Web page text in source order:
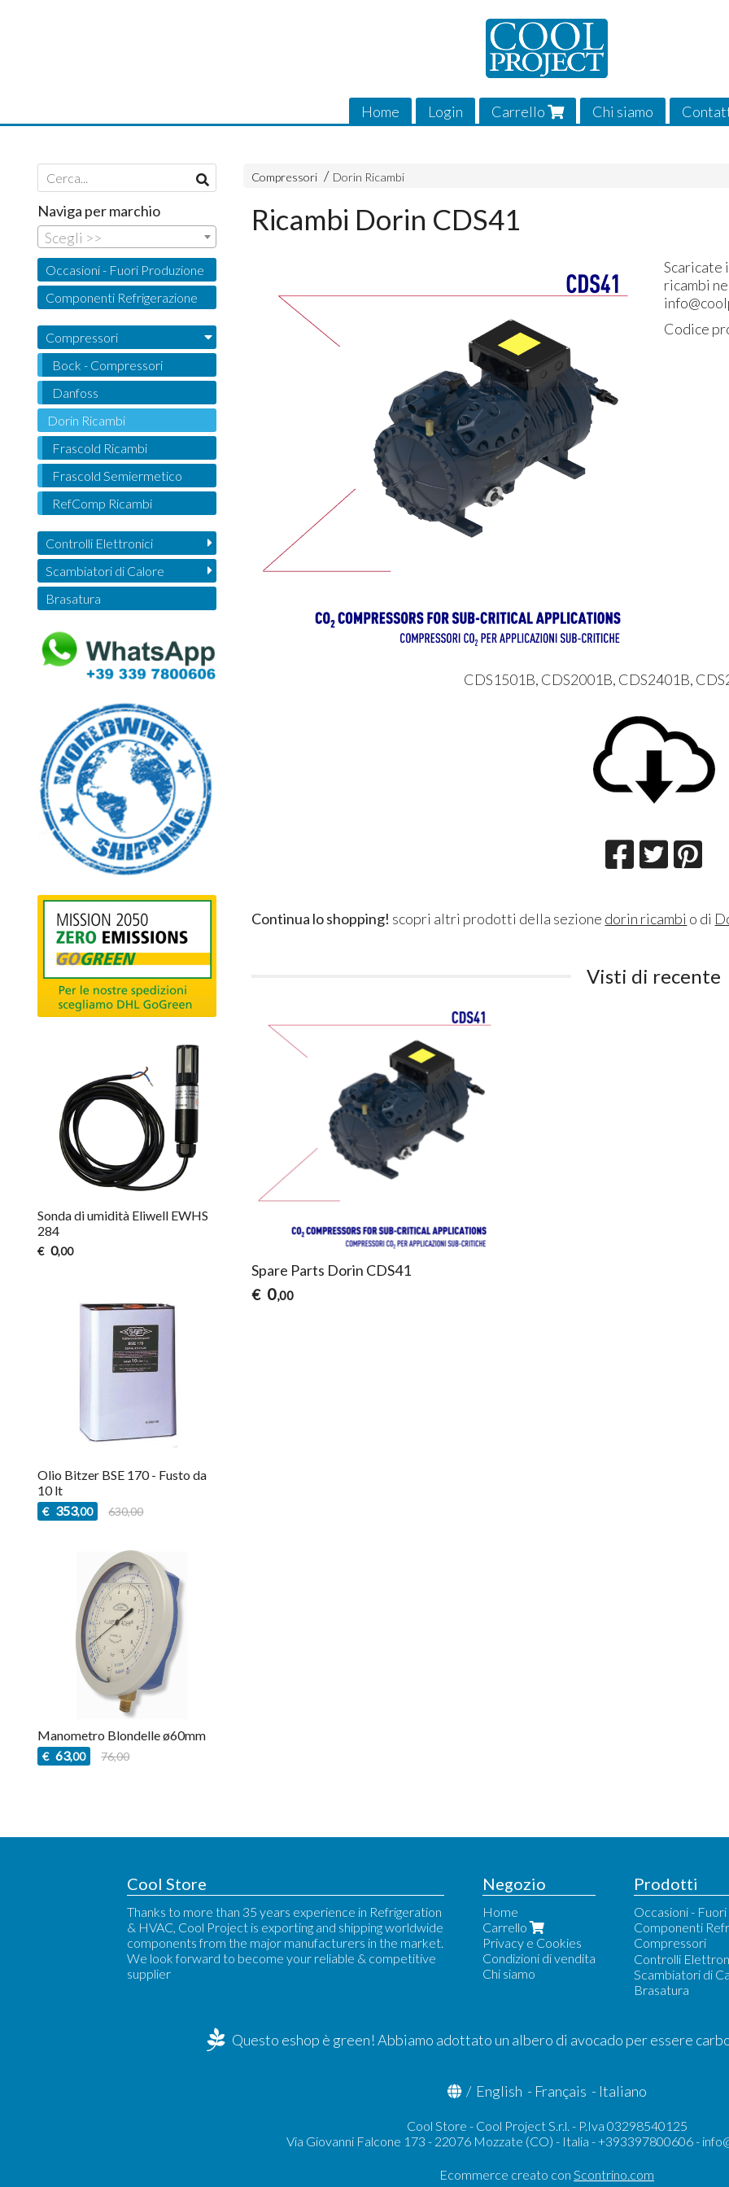
Home Login Carrello Chi siamo
Compressori Dorin Ricambi
Ricambi Dorin CDS41
Scaricate
ricambi
Codice
CDS1501B, CDS2001B, CDS2401B,
Continua lo shopping! scopri altri prodotti della sezione dorin ricambi o di
Visti di recente
Spare Parts Dorin CDS41
€ 0,00
Naviga per marchio
Scegli >>
Occasioni - Fuori Produzione
Componenti Refrigerazione
Compressori
Bock - Compressori
Danfoss
Dorin Ricambi
Frascold Ricambi
Frascold Semiermetico
RefComp Ricambi
Controlli Elettronici
Scambiatori di Calore
Brasatura
Sonda di umidità Eliwell EWHS
284
€ 0,00
Olio Bitzer BSE 170 - Fusto da
10 lt
€ 353,00 630,00
Manometro Blondelle ø60mm
€ 63,00 76,00
Cool Store
Thanks to more than 35 years experience in Refrigeration
& HVAC, Cool Project is exporting and shipping worldwide
components from the major manufacturers in the market.
We look forward to become your reliable & competitive
supplier
Negozio
Home
Carrello
Privacy e Cookies
Condizioni di vendita
Chi siamo
Prodotti
Occasioni -
Componenti
Compressori
Bock -
Danfoss
Dorin Ricambi
RefComp
Controlli
Scambiatori di
Brasatura
Questo eshop è green! Abbiamo adottato un albero di avocado per essere
/ English - Français - Italiano
Cool Store - Cool Project S.r.l. - P.Iva 03298540125
Via Giovanni Falcone 173 - 22076 Mozzate (CO) - Italia - +393397800606 -
Ecommerce creato con Scontrino.com